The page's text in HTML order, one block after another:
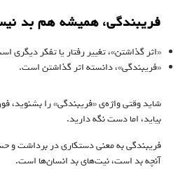
فریبندگی، همیشه هم بد
«اثر گذاشتن»، تغییر رفتار یا تفکر دیگری
«فریبندگی»، دانسته اثر گذاشتن است.
شاید وقتی واژه‌ی «فریبندگی» را بشنوید،
بیاید، اما دست نگه دارید.
فریبندگی به معنی دستکاری در برداشت و
آنچه بد است، نیت‌های بد انسان‌ها است.